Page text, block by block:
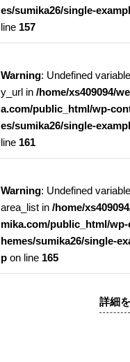
es/sumika26/single-
line 157
Warning: Undefined
y_url in /home/xs409094/
a.com/public_html/wp-
es/sumika26/single-
line 161
Warning: Undefined
area_list in /home/
mika.com/public_html/
hemes/sumika26/single-
pon line 165
詳細